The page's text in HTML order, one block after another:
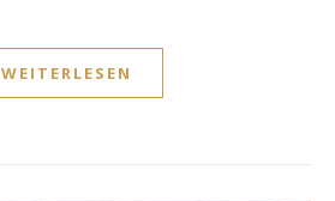
WEITERLESEN